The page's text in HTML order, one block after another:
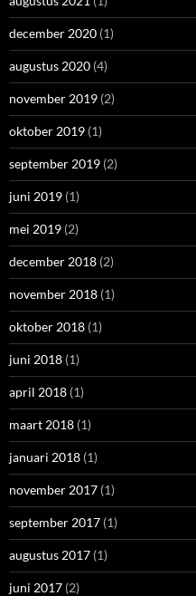
december 2020 (1)
augustus 2020 (4)
november 2019 (2)
oktober 2019 (1)
september 2019 (2)
juni 2019 (1)
mei 2019 (2)
december 2018 (2)
november 2018 (1)
oktober 2018 (1)
juni 2018 (1)
april 2018 (1)
maart 2018 (1)
januari 2018 (1)
november 2017 (1)
september 2017 (1)
augustus 2017 (1)
juni 2017 (2)